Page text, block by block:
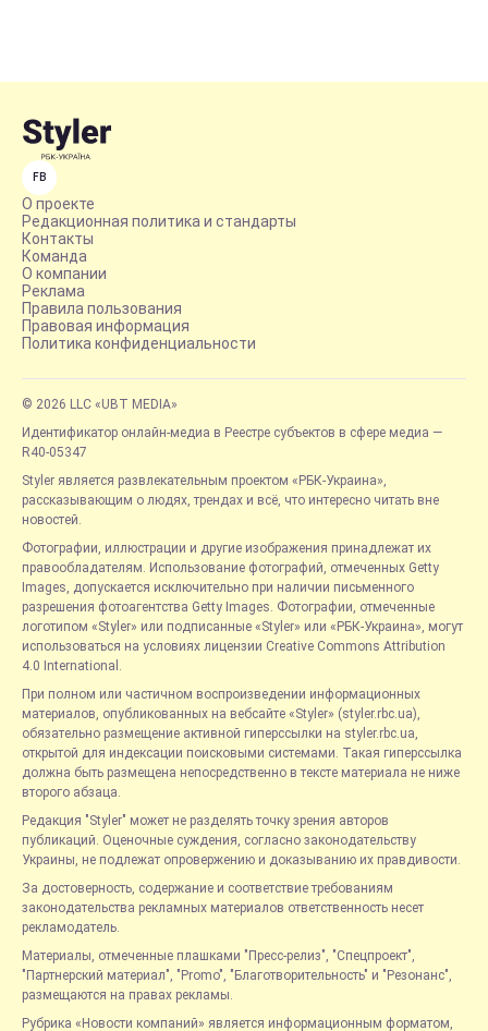
FB
О проекте
Редакционная политика и стандарты
Контакты
Команда
О компании
Реклама
Правила пользования
Правовая информация
Политика конфиденциальности
© 2026 LLC «UBT MEDIA»
Идентификатор онлайн-медиа в Реестре субъектов в сфере медиа —
R40-05347
Styler является развлекательным проектом «РБК-Украина»,
рассказывающим о людях, трендах и всё, что интересно читать вне
новостей.
Фотографии, иллюстрации и другие изображения принадлежат их
правообладателям. Использование фотографий, отмеченных Getty
Images, допускается исключительно при наличии письменного
разрешения фотоагентства Getty Images. Фотографии, отмеченные
логотипом «Styler» или подписанные «Styler» или «РБК-Украина», могут
использоваться на условиях лицензии Creative Commons Attribution
4.0 International.
При полном или частичном воспроизведении информационных
материалов, опубликованных на вебсайте «Styler» (styler.rbc.ua),
обязательно размещение активной гиперссылки на styler.rbc.ua,
открытой для индексации поисковыми системами. Такая гиперссылка
должна быть размещена непосредственно в тексте материала не ниже
второго абзаца.
Редакция "Styler" может не разделять точку зрения авторов
публикаций. Оценочные суждения, согласно законодательству
Украины, не подлежат опровержению и доказыванию их правдивости.
За достоверность, содержание и соответствие требованиям
законодательства рекламных материалов ответственность несет
рекламодатель.
Материалы, отмеченные плашками "Пресс-релиз", "Спецпроект",
"Партнерский материал", "Promo", "Благотворительность" и "Резонанс",
размещаются на правах рекламы.
Рубрика «Новости компаний» является информационным форматом,